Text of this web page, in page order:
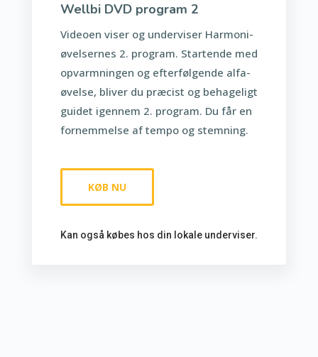
Wellbi DVD program 2
Videoen viser og underviser Harmoni-
øvelsernes 2. program. Startende med
opvarmningen og efterfølgende alfa-
øvelse, bliver du præcist og behageligt
guidet igennem 2. program. Du får en
fornemmelse af tempo og stemning.
KØB NU
Kan også købes hos din lokale underviser.